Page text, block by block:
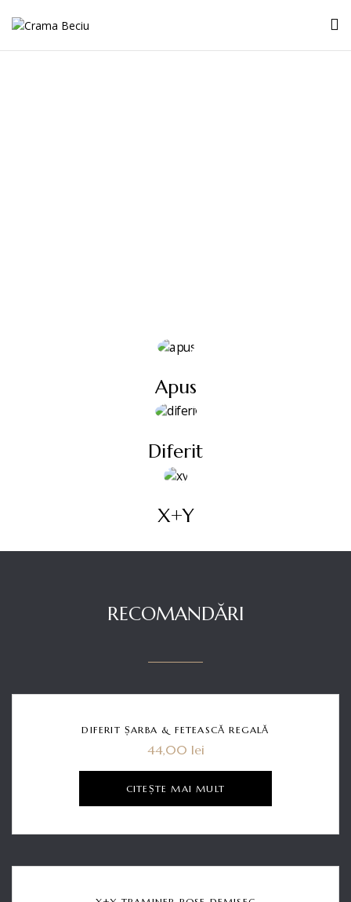
Apus
Diferit
X+Y
RECOMANDĂRI
DIFERIT ȘARBA & FETEASCĂ REGALĂ
44,00 lei
CITEȘTE MAI MULT